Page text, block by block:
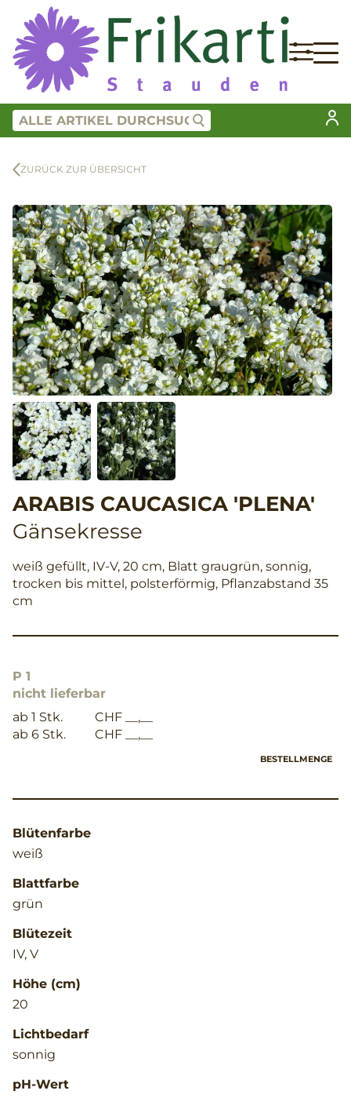
ZURÜCK ZUR ÜBERSICHT
ARABIS CAUCASICA 'PLENA'
Gänsekresse
weiß gefüllt, IV-V, 20 cm, Blatt graugrün, sonnig,
trocken bis mittel, polsterförmig, Pflanzabstand 35
cm
P 1
nicht lieferbar
ab 1 Stk.
CHF __,__
ab 6 Stk.
CHF __,__
BESTELLMENGE
Blütenfarbe
weiß
Blattfarbe
grün
Blütezeit
IV, V
Höhe (cm)
20
Lichtbedarf
sonnig
pH-Wert